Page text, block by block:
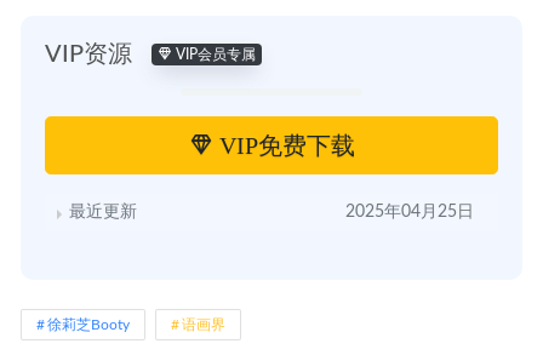
VIP资源 VIP会员专属
VIP免费下载
最近更新 2025年04月25日
徐莉芝Booty 语画界